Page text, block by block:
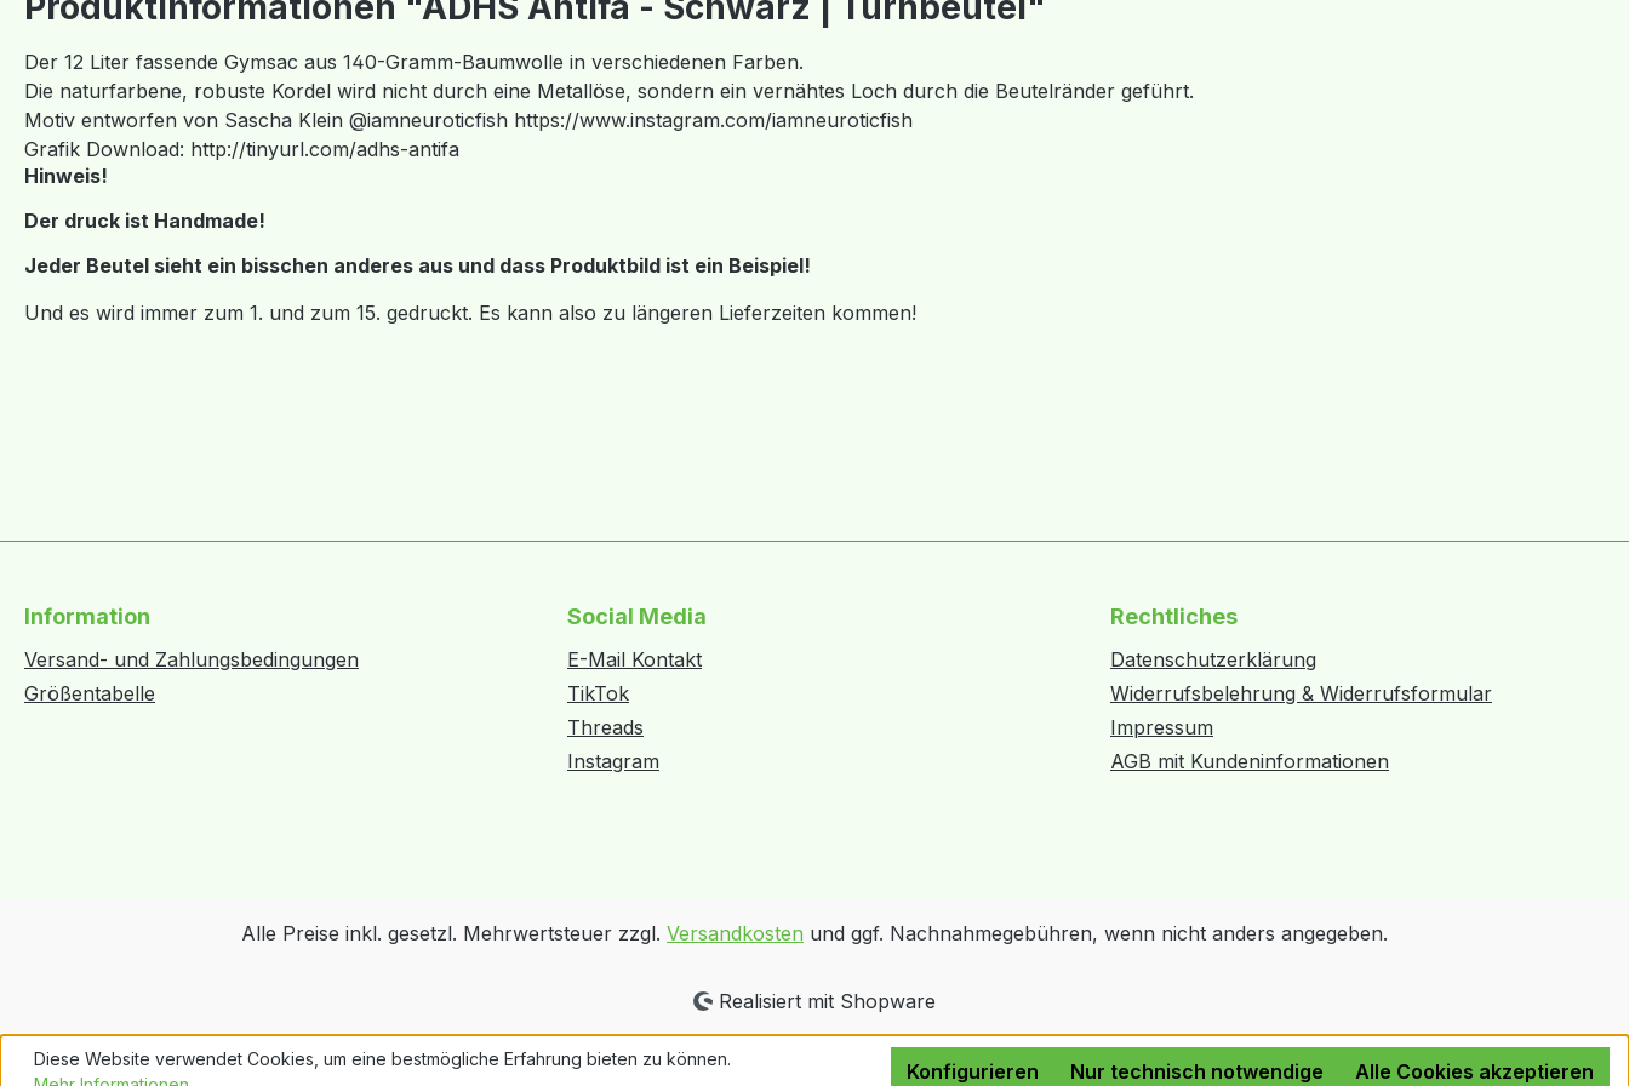
Der 12 Liter fassende Gymsac aus 140-Gramm-Baumwolle in verschiedenen Farben.
Die naturfarbene, robuste Kordel wird nicht durch eine Metallöse, sondern ein vernähtes Loch durch die Beutelränder geführt.
Motiv entworfen von Sascha Klein @iamneuroticfish https://www.instagram.com/iamneuroticfish
Grafik Download: http://tinyurl.com/adhs-antifa
Hinweis!
Der druck ist Handmade!
Jeder Beutel sieht ein bisschen anderes aus und dass Produktbild ist ein Beispiel!
Und es wird immer zum 1. und zum 15. gedruckt. Es kann also zu längeren Lieferzeiten kommen!
Information
Versand- und Zahlungsbedingungen
Größentabelle
Social Media
E-Mail Kontakt
TikTok
Threads
Instagram
Rechtliches
Datenschutzerklärung
Widerrufsbelehrung & Widerrufsformular
Impressum
AGB mit Kundeninformationen
Alle Preise inkl. gesetzl. Mehrwertsteuer zzgl. Versandkosten und ggf. Nachnahmegebühren, wenn nicht anders angegeben.
Realisiert mit Shopware
Diese Website verwendet Cookies, um eine bestmögliche Erfahrung bieten zu können.
Nur technisch notwendige
Konfigurieren Alle Cookies akzeptieren